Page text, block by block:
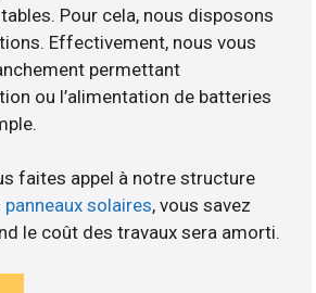
Pour cela, nous disposons
Effectivement, nous vous
permettant
ou l’alimentation de batteries
faites appel à notre structure
panneaux solaires, vous savez
le coût des travaux sera amorti.